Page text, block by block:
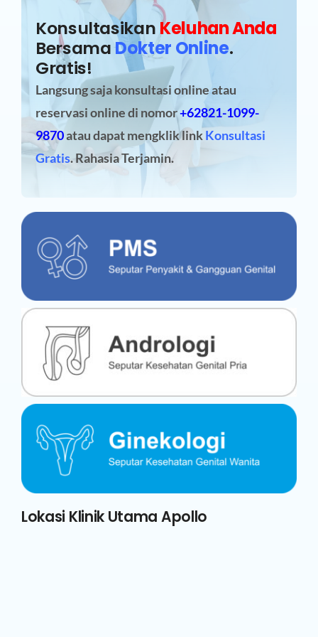
Konsultasikan Keluhan Anda
BersamaDokter Online.
Gratis!
Langsung saja konsultasi online atau
reservasi onlinedi nomor+62821-1099-
9870atau dapat mengklik linkKonsultasi
Gratis. Rahasia Terjamin.
Lokasi Klinik Utama Apollo